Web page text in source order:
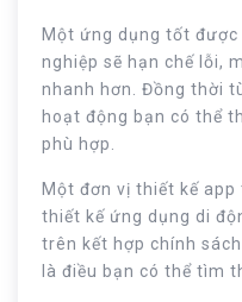
Một ứng dụng tốt được
nghiệp sẽ hạn chế lỗi,
nhanh hơn. Đồng thời
hoạt động bạn có thể
phù hợp.
Một đơn vị thiết kế
thiết kế ứng dụng di
trên kết hợp chính
là điều bạn có thể tìm